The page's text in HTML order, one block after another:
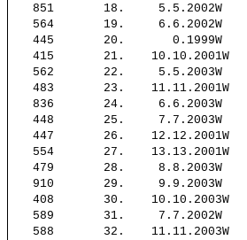
851
18. 5. 5.2002W
564
19. 6. 6.2002W
445
20.
0.1999W
415
21. 10. 10.2001W
562
22. 5. 5.2003W
483
23. 11. 11.2001W
836
24. 6. 6.2003W
448
25. 7. 7.2003W
447
26. 12. 12.2001W
554
27. 13. 13.2001W
479
28. 8. 8.2003W
910
29. 9. 9.2003W
408
30. 10. 10.2003W
589
31. 7. 7.2002W
588
32. 11. 11.2003W